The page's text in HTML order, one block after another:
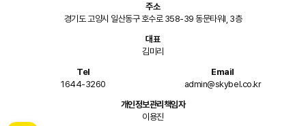
주소
경기도 고양시 일산동구 호수로 358-39 동문타워I, 3층
대표
김미리
Tel
1644-3260
Email
admin@skybel.co.kr
개인정보관리책임자
이용진